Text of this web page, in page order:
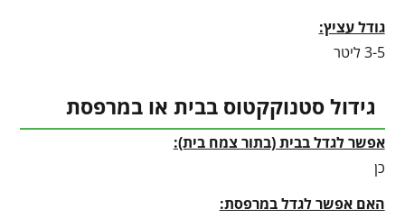
גודל עציץ:
3-5 ליטר
גידול סטנוקקטוס בבית או במרפסת
אפשר לגדל בבית (בתור צמח בית):
כן
האם אפשר לגדל במרפסת: